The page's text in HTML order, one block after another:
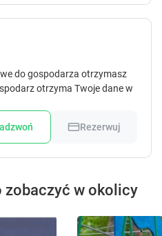
do gospodarza otrzymasz
otrzyma Twoje dane w
Rezerwuj
zobaczyć w okolicy